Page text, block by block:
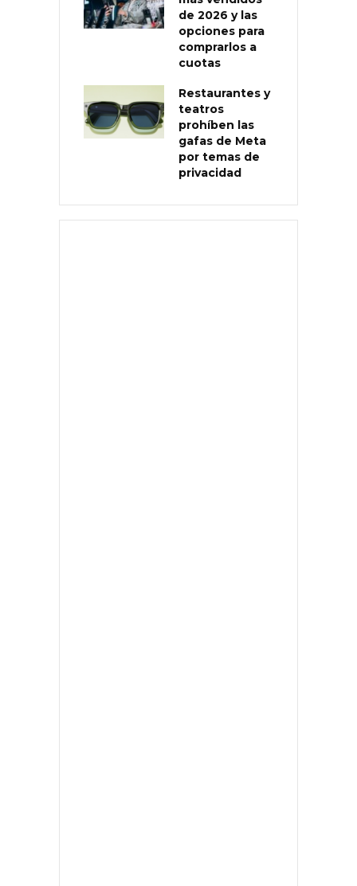
de 2026 y las
opciones para
comprarlos a
cuotas
Restaurantes y
teatros
prohíben las
gafas de Meta
por temas de
privacidad